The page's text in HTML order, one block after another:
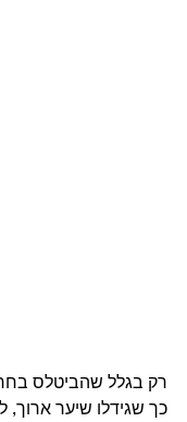
רק בגלל שהביטלס בחרו
כך שגידלו שיער